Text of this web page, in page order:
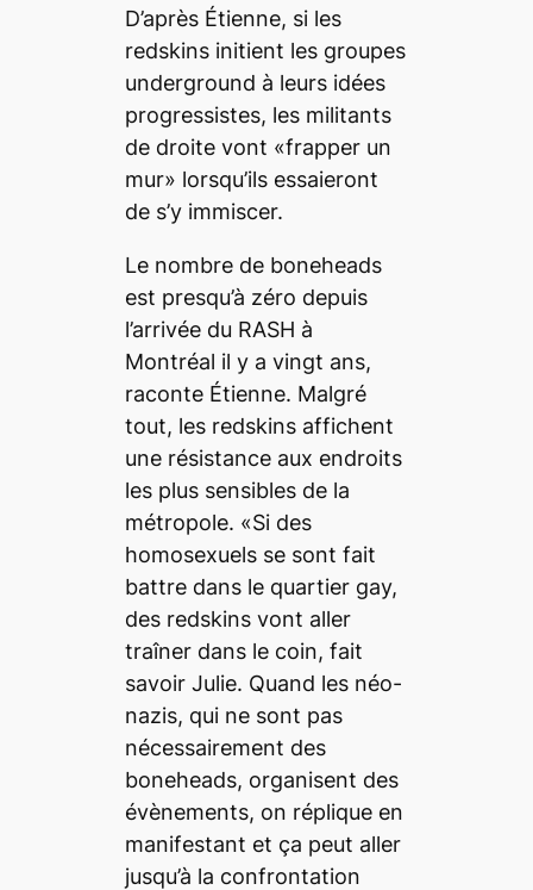
D’après Étienne, si les
redskins initient les groupes
underground à leurs idées
progressistes, les militants
de droite vont «frapper un
mur» lorsqu’ils essaieront
de s’y immiscer.
Le nombre de boneheads
est presqu’à zéro depuis
l’arrivée du RASH à
Montréal il y a vingt ans,
raconte Étienne. Malgré
tout, les redskins affichent
une résistance aux endroits
les plus sensibles de la
métropole. «Si des
homosexuels se sont fait
battre dans le quartier gay,
des redskins vont aller
traîner dans le coin, fait
savoir Julie. Quand les néo-
nazis, qui ne sont pas
nécessairement des
boneheads, organisent des
évènements, on réplique en
manifestant et ça peut aller
jusqu’à la confrontation